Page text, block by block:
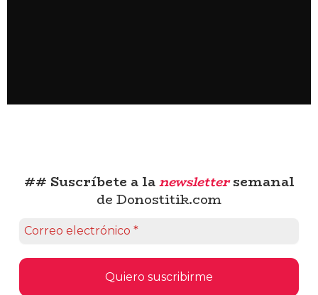
## Suscríbete a lanewslettersemanal
de Donostitik.com